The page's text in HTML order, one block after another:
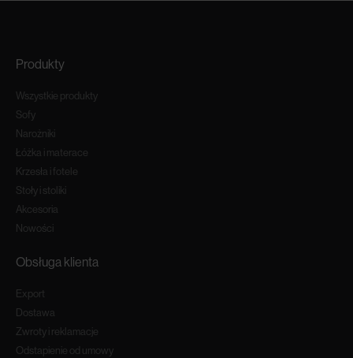
Produkty
Wszystkie produkty
Sofy
Narożniki
Łóżka i materace
Krzesła i fotele
Stoły i stoliki
Akcesoria
Nowości
Obsługa klienta
Export
Dostawa
Zwroty i reklamacje
Odstapienie od umowy